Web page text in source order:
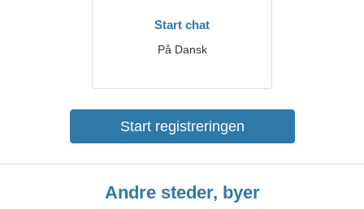
Start chat
På Dansk
Start registreringen
Andre steder, byer